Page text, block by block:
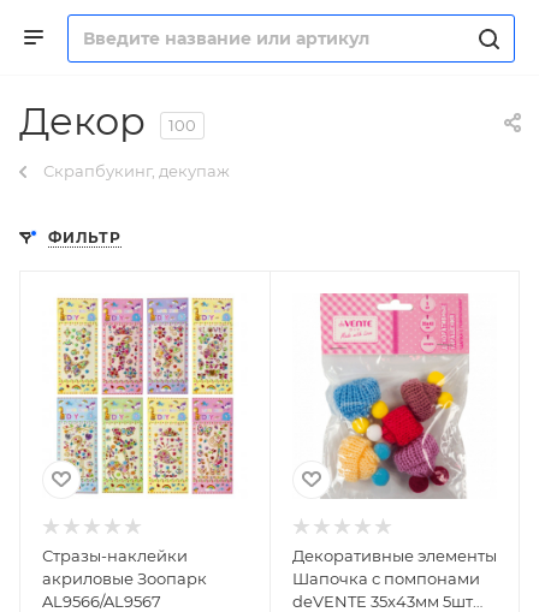
Декор 100
Скрапбукинг, декупаж
ФИЛЬТР
Стразы-наклейки
акриловые Зоопарк
AL9566/AL9567
Декоративные элементы
Шапочка с помпонами
deVENTE 35x43мм 5шт